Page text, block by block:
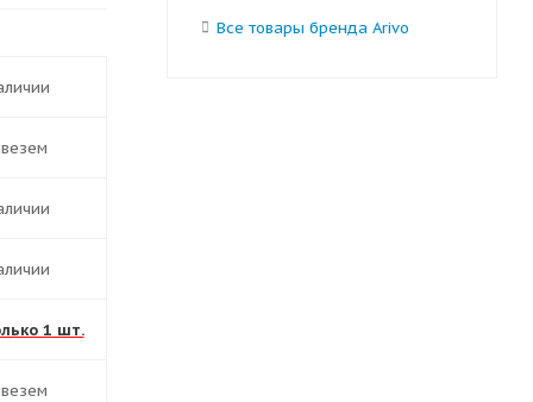
1 шт.
Все товары бренда Arivo